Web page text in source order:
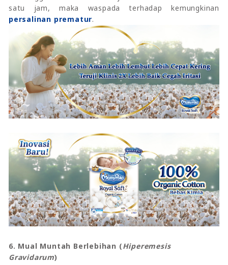
satu jam, maka waspada terhadap kemungkinan
persalinan prematur.
6. Mual Muntah Berlebihan (Hiperemesis
Gravidarum)